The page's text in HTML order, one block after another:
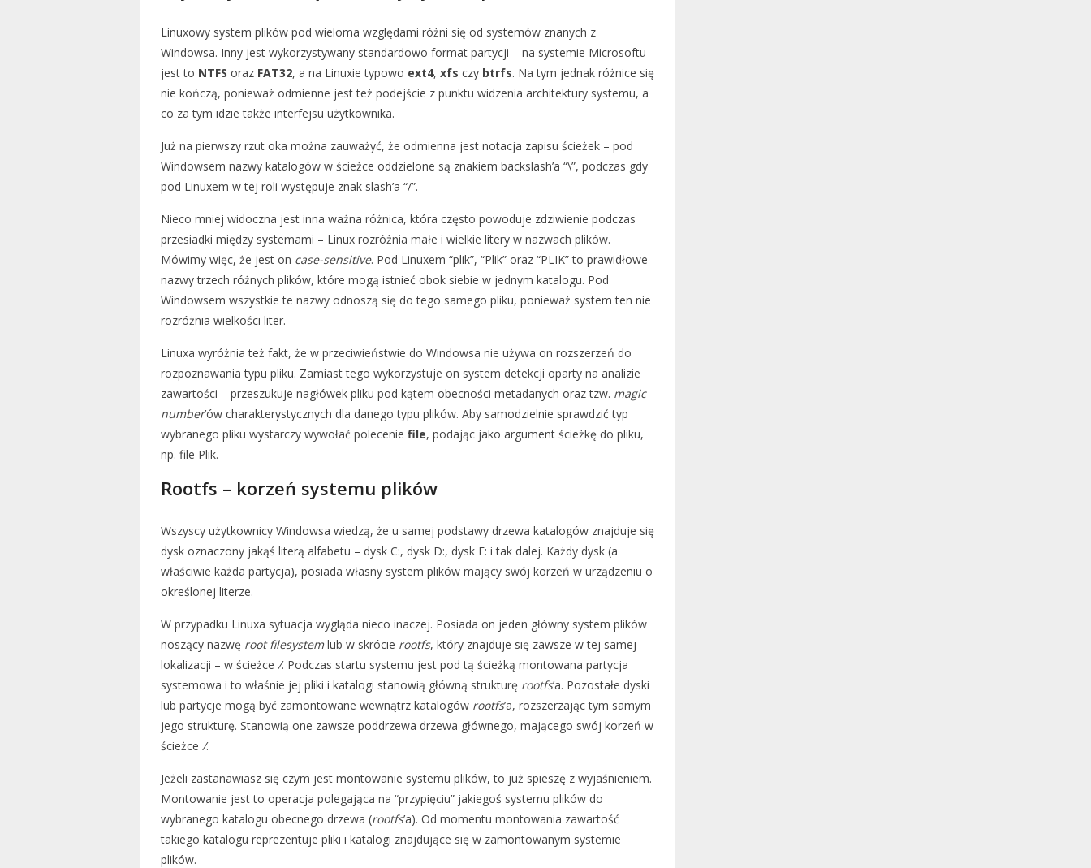
Linuxowy system plików pod wieloma względami różni się od systemów znanych z
Windowsa. Inny jest wykorzystywany standardowo format partycji – na systemie Microsoftu
jest to NTFS oraz FAT32, a na Linuxie typowo ext4, xfs czy btrfs. Na tym jednak różnice się
nie kończą, ponieważ odmienne jest też podejście z punktu widzenia architektury systemu, a
co za tym idzie także interfejsu użytkownika.
Już na pierwszy rzut oka można zauważyć, że odmienna jest notacja zapisu ścieżek – pod
Windowsem nazwy katalogów w ścieżce oddzielone są znakiem backslash’a “\”, podczas gdy
pod Linuxem w tej roli występuje znak slash’a “/”.
Nieco mniej widoczna jest inna ważna różnica, która często powoduje zdziwienie podczas
przesiadki między systemami – Linux rozróżnia małe i wielkie litery w nazwach plików.
Mówimy więc, że jest on case-sensitive. Pod Linuxem “plik”, “Plik” oraz “PLIK” to prawidłowe
nazwy trzech różnych plików, które mogą istnieć obok siebie w jednym katalogu. Pod
Windowsem wszystkie te nazwy odnoszą się do tego samego pliku, ponieważ system ten nie
rozróżnia wielkości liter.
Linuxa wyróżnia też fakt, że w przeciwieństwie do Windowsa nie używa on rozszerzeń do
rozpoznawania typu pliku. Zamiast tego wykorzystuje on system detekcji oparty na analizie
zawartości – przeszukuje nagłówek pliku pod kątem obecności metadanych oraz tzw. magic
number’ów charakterystycznych dla danego typu plików. Aby samodzielnie sprawdzić typ
wybranego pliku wystarczy wywołać polecenie file, podając jako argument ścieżkę do pliku,
np. file Plik.
Rootfs – korzeń systemu plików
Wszyscy użytkownicy Windowsa wiedzą, że u samej podstawy drzewa katalogów znajduje się
dysk oznaczony jakąś literą alfabetu – dysk C:, dysk D:, dysk E: i tak dalej. Każdy dysk (a
właściwie każda partycja), posiada własny system plików mający swój korzeń w urządzeniu o
określonej literze.
W przypadku Linuxa sytuacja wygląda nieco inaczej. Posiada on jeden główny system plików
noszący nazwę root filesystemlub w skrócie rootfs, który znajduje się zawsze w tej samej
lokalizacji – w ścieżce /. Podczas startu systemu jest pod tą ścieżką montowana partycja
systemowa i to właśnie jej pliki i katalogi stanowią główną strukturę rootfs’a. Pozostałe dyski
lub partycje mogą być zamontowane wewnątrz katalogów rootfs’a, rozszerzając tym samym
jego strukturę. Stanowią one zawsze poddrzewa drzewa głównego, mającego swój korzeń w
ścieżce /.
Jeżeli zastanawiasz się czym jest montowanie systemu plików, to już spieszę z wyjaśnieniem.
Montowanie jest to operacja polegająca na “przypięciu” jakiegoś systemu plików do
wybranego katalogu obecnego drzewa (rootfs’a). Od momentu montowania zawartość
takiego katalogu reprezentuje pliki i katalogi znajdujące się w zamontowanym systemie
plików.